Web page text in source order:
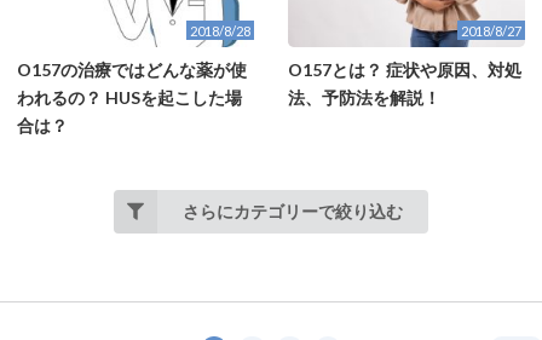
2018/8/28
O157の治療ではどんな薬が使
われるの？ HUSを起こした場
合は？
2018/8/27
O157とは？ 症状や原因、対処
法、予防法を解説！
さらにカテゴリーで絞り込む